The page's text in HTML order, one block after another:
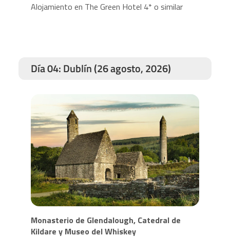
Alojamiento en The Green Hotel 4* o similar
Día 04: Dublín (26 agosto, 2026)
Monasterio de Glendalough, Catedral de
Kildare y Museo del Whiskey